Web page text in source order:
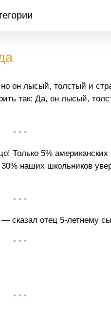
он лысый, толстый и
так: Да, он лысый,
• • •
Только 5% американских
наших школьников
• • •
отец 5-летнему
• • •
• • •